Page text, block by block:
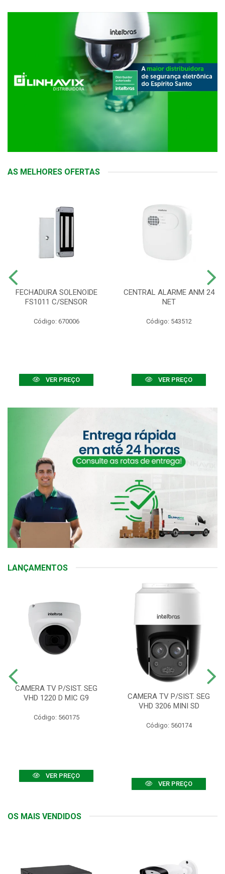
AS MELHORES OFERTAS
FECHADURA SOLENOIDE
FS1011 C/SENSOR
Código: 670006
VER PREÇO
CENTRAL ALARME ANM 24
NET
Código: 543512
VER PREÇO
LANÇAMENTOS
CAMERA TV P/SIST. SEG
VHD 1220 D MIC G9
Código: 560175
VER PREÇO
CAMERA TV P/SIST. SEG
VHD 3206 MINI SD
Código: 560174
VER PREÇO
OS MAIS VENDIDOS